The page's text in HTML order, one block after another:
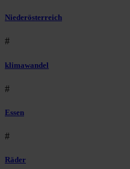
Niederösterreich
#
klimawandel
#
Essen
#
Räder